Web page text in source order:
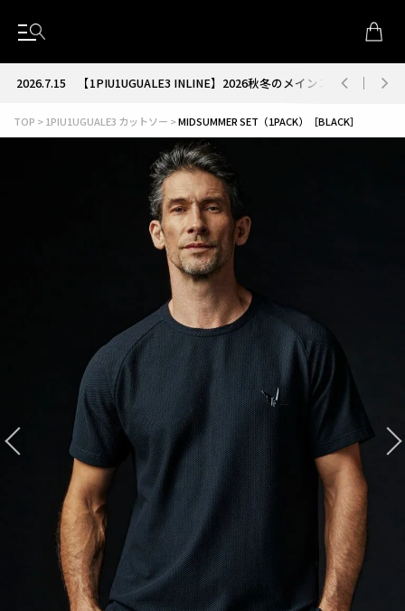
2026.7.15【1PIU1UGUALE3 INLINE】2026秋冬のメインコレクションが
TOP 1PIU1UGUALE3 カットソー MIDSUMMER SET（1PACK）［BLACK］